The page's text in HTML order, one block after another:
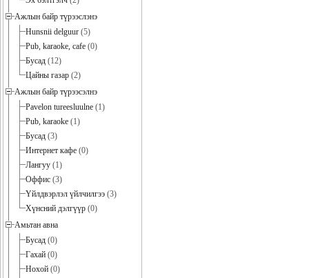
Ажлын байр түрээслэнэ
Hunsnii delguur (5)
Pub, karaoke, cafe (0)
Бусад (12)
Цайны газар (2)
Ажлын байр түрээсэлнэ
Pavelon tureesluulne (1)
Pub, karaoke (1)
Бусад (3)
Интернет кафе (0)
Лангуу (1)
Оффис (3)
Үйлдвэрлэл үйлчилгээ (3)
Хүнсний дэлгүүр (0)
Амьтан авна
Бусад (0)
Гахай (0)
Нохой (0)